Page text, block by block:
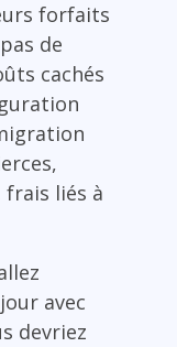
forfaits
de
cachés
frais liés à
avec
devriez